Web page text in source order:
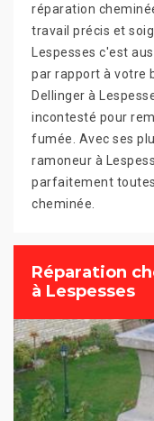
réparation
travail précis et
Lespesses c'est
par rapport à votre
Dellinger à
incontesté pour
fumée. Avec ses
ramoneur à
parfaitement
cheminée.
Réparation
à Lespesses